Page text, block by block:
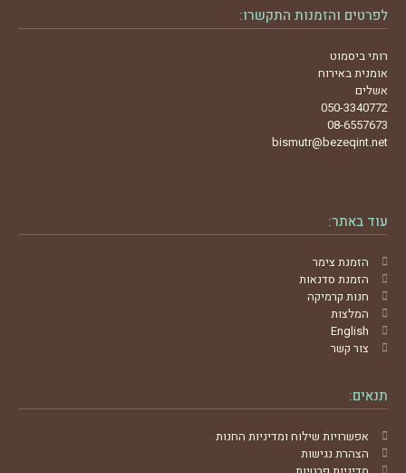
לפרטים והזמנות התקשרו:
רותי ביסמוט
אומנית באירוח
אשלים
050-3340772
08-6557673
bismutr@bezeqint.net
עוד באתר:
הזמנת צימר
הזמנת סדנאות
חנות קרמיקה
המלצות
English
צור קשר
תנאים:
אפשרויות שילוח ומדיניות החנות
הצהרת נגישות